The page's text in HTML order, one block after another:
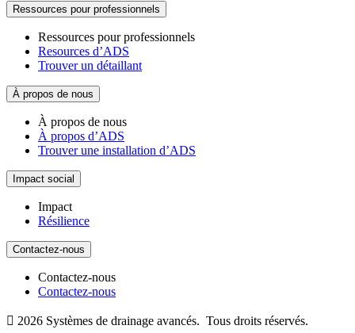
Ressources pour professionnels
Ressources pour professionnels
Resources d’ADS
Trouver un détaillant
À propos de nous
À propos de nous
À propos d’ADS
Trouver une installation d’ADS
Impact social
Impact
Résilience
Contactez-nous
Contactez-nous
Contactez-nous
 2026 Systèmes de drainage avancés. Tous droits réservés.